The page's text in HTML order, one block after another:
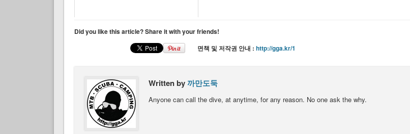
Did you like this article? Share it with your friends!
면책 및 저작권 안내 : http://gga.kr/1
Written by까만도둑
Anyone can call the dive, at anytime, for any reason. No one ask the why.